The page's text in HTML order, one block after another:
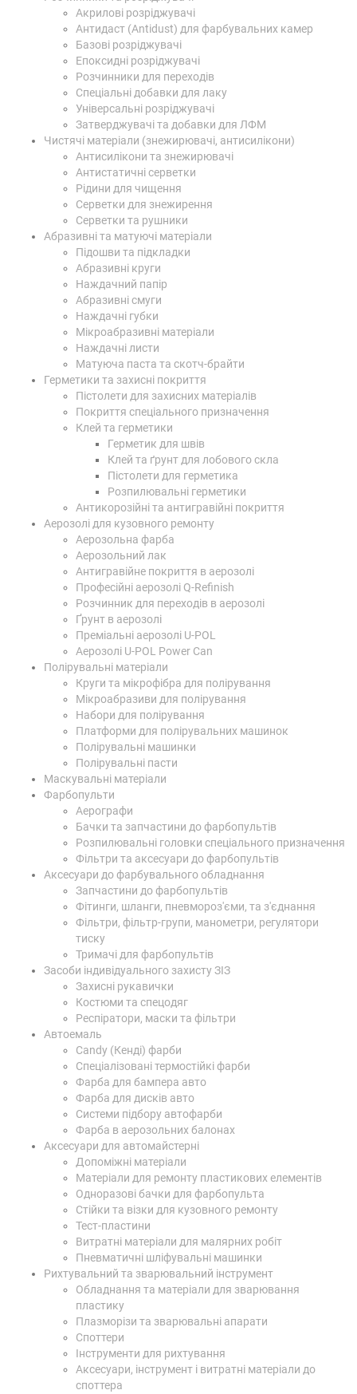
Акрилові розріджувачі
Антидаст (Antidust) для фарбувальних камер
Базові розріджувачі
Епоксидні розріджувачі
Розчинники для переходів
Спеціальні добавки для лаку
Універсальні розріджувачі
Затверджувачі та добавки для ЛФМ
Чистячі матеріали (знежирювачі, антисилікони)
Антисилікони та знежирювачі
Антистатичні серветки
Рідини для чищення
Серветки для знежирення
Серветки та рушники
Абразивні та матуючі матеріали
Підошви та підкладки
Абразивні круги
Наждачний папір
Абразивні смуги
Наждачні губки
Мікроабразивні матеріали
Наждачні листи
Матуюча паста та скотч-брайти
Герметики та захисні покриття
Пістолети для захисних матеріалів
Покриття спеціального призначення
Клей та герметики
Герметик для швів
Клей та ґрунт для лобового скла
Пістолети для герметика
Розпилювальні герметики
Антикорозійні та антигравійні покриття
Аерозолі для кузовного ремонту
Аерозольна фарба
Аерозольний лак
Антигравійне покриття в аерозолі
Професійні аерозолі Q-Refinish
Розчинник для переходів в аерозолі
Ґрунт в аерозолі
Преміальні аерозолі U-POL
Аерозолі U-POL Power Can
Полірувальні матеріали
Круги та мікрофібра для полірування
Мікроабразиви для полірування
Набори для полірування
Платформи для полірувальних машинок
Полірувальні машинки
Полірувальні пасти
Маскувальні матеріали
Фарбопульти
Аерографи
Бачки та запчастини до фарбопультів
Розпилювальні головки спеціального призначення
Фільтри та аксесуари до фарбопультів
Аксесуари до фарбувального обладнання
Запчастини до фарбопультів
Фітинги, шланги, пневмороз'єми, та з'єднання
Фільтри, фільтр-групи, манометри, регулятори
тиску
Тримачі для фарбопультів
Засоби індивідуального захисту ЗІЗ
Захисні рукавички
Костюми та спецодяг
Респіратори, маски та фільтри
Автоемаль
Candy (Кенді) фарби
Спеціалізовані термостійкі фарби
Фарба для бампера авто
Фарба для дисків авто
Системи підбору автофарби
Фарба в аерозольних балонах
Аксесуари для автомайстерні
Допоміжні матеріали
Матеріали для ремонту пластикових елементів
Одноразові бачки для фарбопульта
Стійки та візки для кузовного ремонту
Тест-пластини
Витратні матеріали для малярних робіт
Пневматичні шліфувальні машинки
Рихтувальний та зварювальний інструмент
Обладнання та матеріали для зварювання
пластику
Плазморізи та зварювальні апарати
Споттери
Інструменти для рихтування
Аксесуари, інструмент і витратні матеріали до
споттера